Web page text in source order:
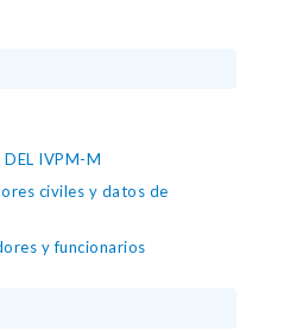
DEL IVPM-M
civiles y datos de
y funcionarios